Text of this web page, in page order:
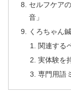
セルフケア
音」
くろちゃん
関連する
実体験を
専門用語